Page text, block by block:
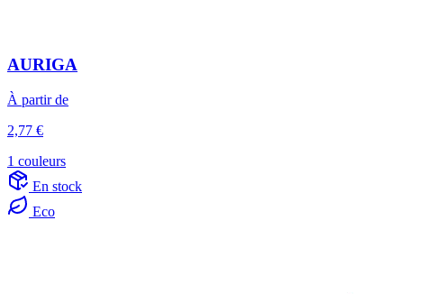
AURIGA
À partir de
2,77 €
1 couleurs
En stock
Eco